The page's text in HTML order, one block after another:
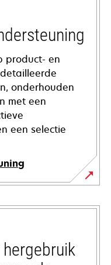
product- en
onderhouden
met een
een selectie